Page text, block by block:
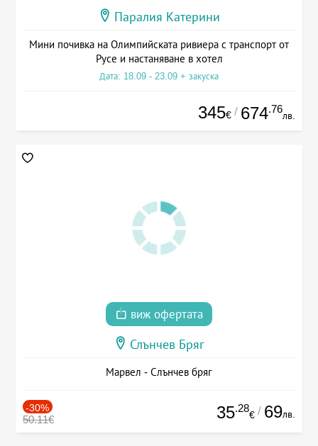
Паралия Катерини
Мини почивка на Олимпийската ривиера с транспорт от
Русе и настаняване в хотел
Дата: 18.09 - 23.09 + закуска
345€ / 674.76
лв.
виж офертата
Слънчев Бряг
Марвел - Слънчев бряг
-30%
50.11€ 35.28
€ / 69лв.